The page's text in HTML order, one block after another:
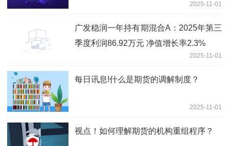
2025-11-01
广发稳润一年持有期混合A：2025年第三
季度利润86.92万元 净值增长率2.3%
2025-11-01
每日讯息!什么是期货的调解制度？
2025-11-01
视点！如何理解期货的机构重组程序？